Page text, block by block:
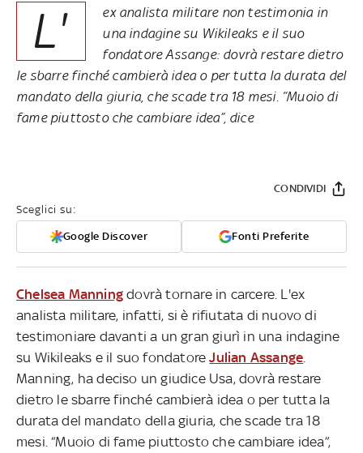
L'
ex analista militare non testimonia in
una indagine su Wikileaks e il suo
fondatore Assange: dovrà restare dietro
le sbarre finché cambierà idea o per tutta la durata del
mandato della giuria, che scade tra 18 mesi. “Muoio di
fame piuttosto che cambiare idea”, dice
Sceglici su:
Google Discover Fonti Preferite
CONDIVIDI
Chelsea Manning dovrà tornare in carcere. L'ex
analista militare, infatti, si è rifiutata di nuovo di
testimoniare davanti a un gran giurì in una indagine
su Wikileaks e il suo fondatoreJulian Assange
Manning, ha deciso un giudice Usa, dovrà restare
dietro le sbarre finché cambierà idea o per tutta la
durata del mandato della giuria, che scade tra 18
mesi. “Muoio di fame piuttosto che cambiare idea”,